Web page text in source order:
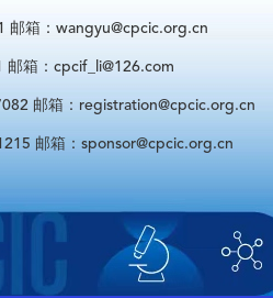
箱：wangyu@cpcic.org.cn
箱：cpcif_li@126.com
邮箱：registration@cpcic.org.cn
邮箱：sponsor@cpcic.org.cn